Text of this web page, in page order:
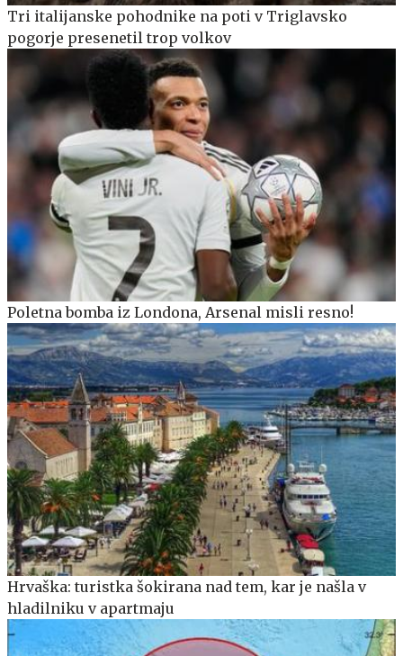
Tri italijanske pohodnike na poti v Triglavsko
pogorje presenetil trop volkov
Poletna bomba iz Londona, Arsenal misli resno!
Hrvaška: turistka šokirana nad tem, kar je našla v
hladilniku v apartmaju